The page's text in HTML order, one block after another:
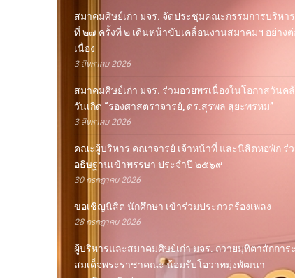
สมาคมศิษย์เก่า มจร. จัดประชุมคณะกรรมการบริหา
ที่ ๒๗ ครั้งที่ ๒ เดินหน้าขับเคลื่อนงานสมาคมฯ อย่างต่
เนื่อง
3 สิงหาคม 2026
สมาคมศิษย์เก่า มจร. ร่วมอวยพรเนื่องในโอกาสวันค
วันเกิด “รองศาสตราจารย์, ดร.สุรพล สุยะพรหม”
3 สิงหาคม 2026
คณะผู้บริหาร คณาจารย์ เจ้าหน้าที่ และนิสิตหอพัก ร่
อธิษฐานเข้าพรรษา ประจำปี ๒๕๖๙
30 กรกฎาคม 2026
ขอเชิญนิสิต นักศึกษา เข้าร่วมประกวดร้องเพลง
28 กรกฎาคม 2026
ผู้บริหารและสมาคมศิษย์เก่า มจร. ถวายมุทิตาสักการะ
สมเด็จพระราชาคณะ น้อมรับโอวาทมุ่งพัฒนา